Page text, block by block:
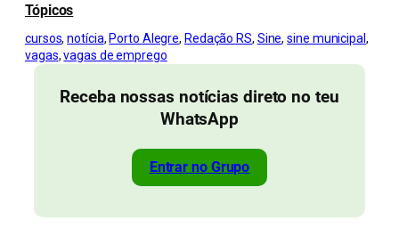
Tópicos
cursos, notícia, Porto Alegre, Redação RS, Sine, sine municipal
vagas, vagas de emprego
Receba nossas notícias direto no teu
WhatsApp
Entrar no Grupo